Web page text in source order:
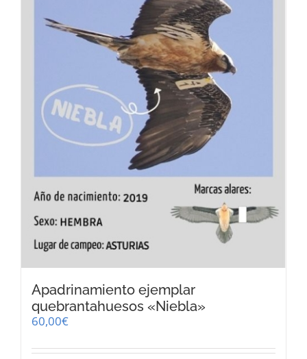
Apadrinamiento ejemplar
quebrantahuesos «Niebla»
60,00€